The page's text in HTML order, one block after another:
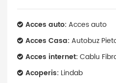
Acces auto:Acces auto
Acces Casa:Autobuz
Acces internet:Cablu
Acoperis: Lindab